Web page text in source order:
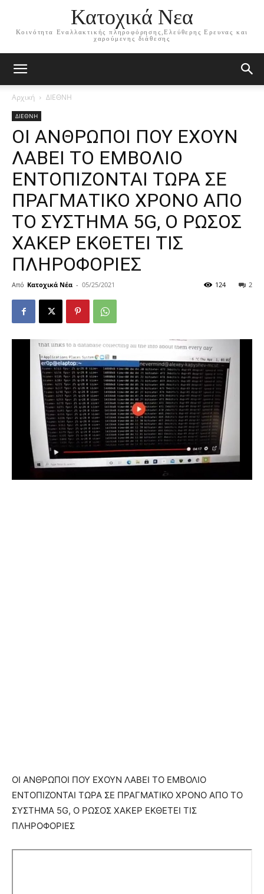
Κατοχικά Νεα
Κοινότητα Εναλλακτικής πληροφόρησης,Ελεύθερης Ερευνας και
χαρούμενης διάθεσης
Αρχική ΔΙΕΘΝΗ
ΔΙΕΘΝΗ
ΟΙ ΑΝΘΡΩΠΟΙ ΠΟΥ ΕΧΟΥΝ
ΛΑΒΕΙ ΤΟ ΕΜΒΟΛΙΟ
ΕΝΤΟΠΙΖΟΝΤΑΙ ΤΩΡΑ ΣΕ
ΠΡΑΓΜΑΤΙΚΟ ΧΡΟΝΟ ΑΠΟ
ΤΟ ΣΥΣΤΗΜΑ 5G, Ο ΡΩΣΟΣ
ΧΑΚΕΡ ΕΚΘΕΤΕΙ ΤΙΣ
ΠΛΗΡΟΦΟΡΙΕΣ
Από Κατοχικά Νέα - 05/25/2021 2
124
ΟΙ ΑΝΘΡΩΠΟΙ ΠΟΥ ΕΧΟΥΝ ΛΑΒΕΙ ΤΟ ΕΜΒΟΛΙΟ
ΕΝΤΟΠΙΖΟΝΤΑΙ ΤΩΡΑ ΣΕ ΠΡΑΓΜΑΤΙΚΟ ΧΡΟΝΟ ΑΠΟ ΤΟ
ΣΥΣΤΗΜΑ 5G, Ο ΡΩΣΟΣ ΧΑΚΕΡ ΕΚΘΕΤΕΙ ΤΙΣ
ΠΛΗΡΟΦΟΡΙΕΣ